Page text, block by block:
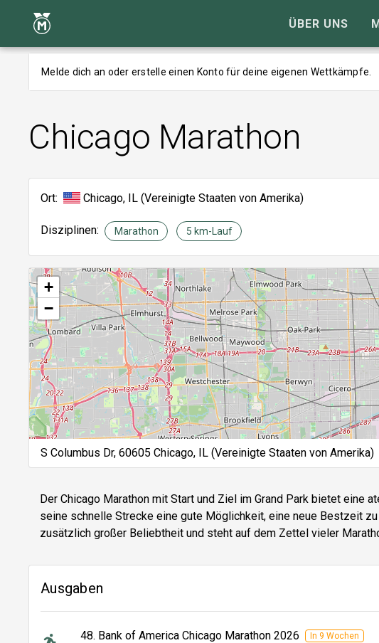
ÜBER UNS
Melde dich an oder erstelle einen Konto für deine eigenen Wettkämpfe.
Chicago Marathon
Ort: Chicago, IL (Vereinigte Staaten von Amerika)
Disziplinen: Marathon 5 km-Lauf
+
−
S Columbus Dr, 60605 Chicago, IL (Vereinigte Staaten von Amerika)
Der Chicago Marathon mit Start und Ziel im Grand Park bietet eine
seine schnelle Strecke eine gute Möglichkeit, eine neue Bestzeit
zusätzlich großer Beliebtheit und steht auf dem Zettel vieler
Ausgaben
48. Bank of America Chicago Marathon 2026
In 9 Wochen